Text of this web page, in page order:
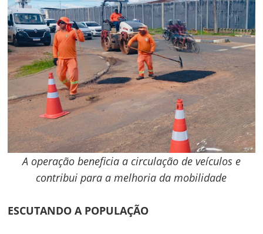
A operação beneficia a circulação de veículos e
contribui para a melhoria da mobilidade
ESCUTANDO A POPULAÇÃO